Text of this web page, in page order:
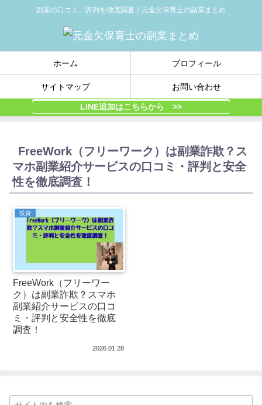
副業の口コミ、評判を徹底調査｜元金欠保育士の副業まとめ
ホーム プロフィール
サイトマップ お問い合わせ
LINE追加はこちらから >>
FreeWork（フリーワーク）は副業詐欺？ス
マホ副業紹介サービスの口コミ・評判と安全
性を徹底調査！
投資
FreeWork（フリーワー
ク）は副業詐欺？スマホ
副業紹介サービスの口コ
ミ・評判と安全性を徹底
調査！
2026.01.28